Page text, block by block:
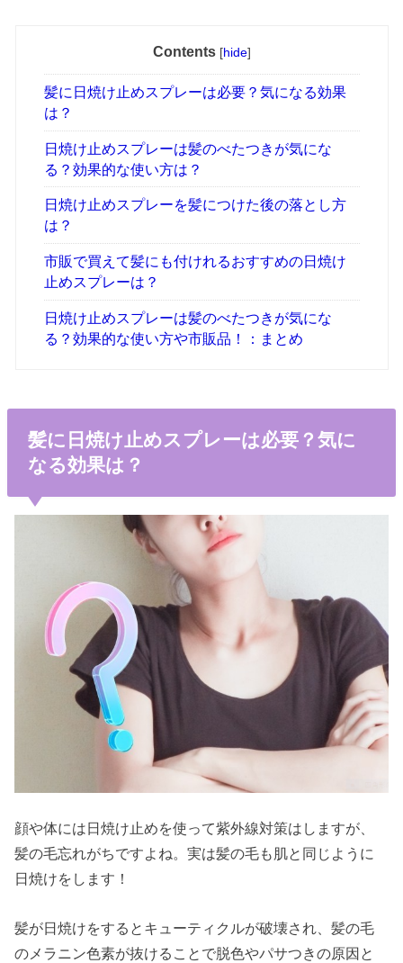
Contents [hide]
髪に日焼け止めスプレーは必要？気になる効果
は？
日焼け止めスプレーは髪のべたつきが気にな
る？効果的な使い方は？
日焼け止めスプレーを髪につけた後の落とし方
は？
市販で買えて髪にも付けれるおすすめの日焼け
止めスプレーは？
日焼け止めスプレーは髪のべたつきが気にな
る？効果的な使い方や市販品！：まとめ
髪に日焼け止めスプレーは必要？気に
なる効果は？
顔や体には日焼け止めを使って紫外線対策はしますが、
髪の毛忘れがちですよね。実は髪の毛も肌と同じように
日焼けをします！
髪が日焼けをするとキューティクルが破壊され、髪の毛
のメラニン色素が抜けることで脱色やパサつきの原因と